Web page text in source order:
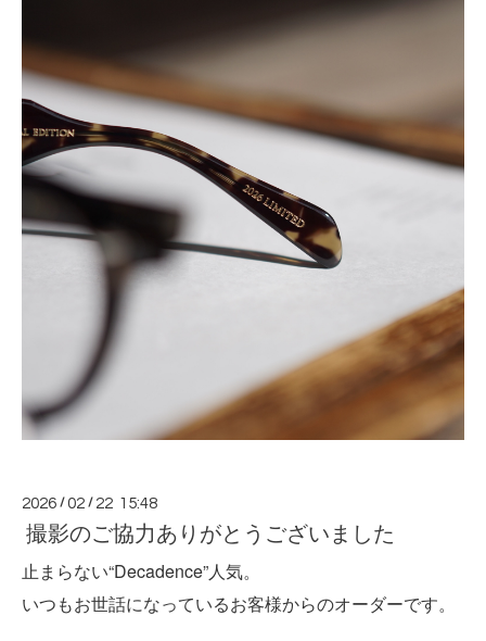
2026 /02 / 22 15:48
撮影のご協力ありがとうございました
止まらない“Decadence”人気。
いつもお世話になっているお客様からのオーダーです。